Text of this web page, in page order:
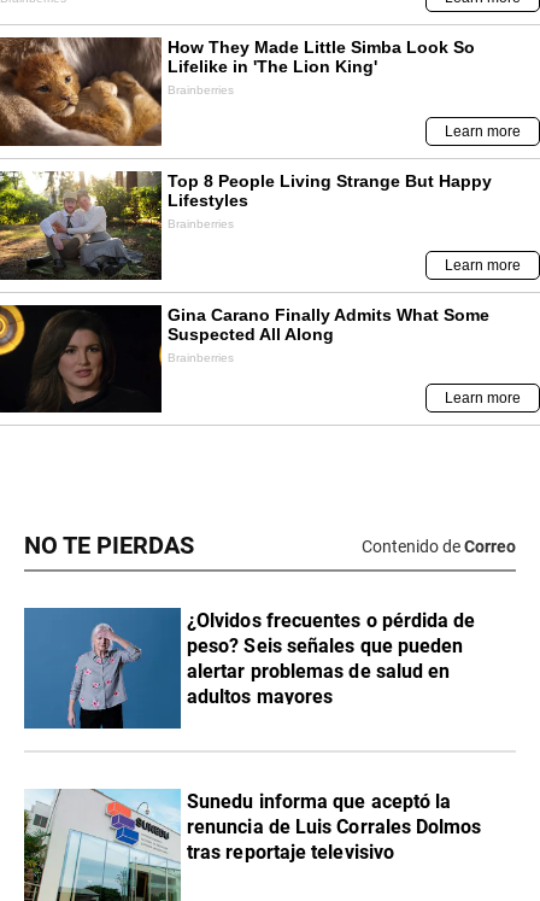
NO TE PIERDAS Contenido deCorreo
¿Olvidos frecuentes o pérdida de
peso? Seis señales que pueden
alertar problemas de salud en
adultos mayores
Sunedu informa que aceptó la
renuncia de Luis Corrales Dolmos
tras reportaje televisivo